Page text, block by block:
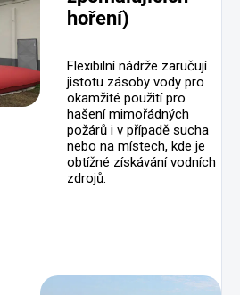
hoření)
Flexibilní nádrže zaručují
jistotu zásoby vody pro
okamžité použití pro
hašení mimořádných
požárů i v případě sucha
nebo na místech, kde je
obtížné získávání vodních
zdrojů.